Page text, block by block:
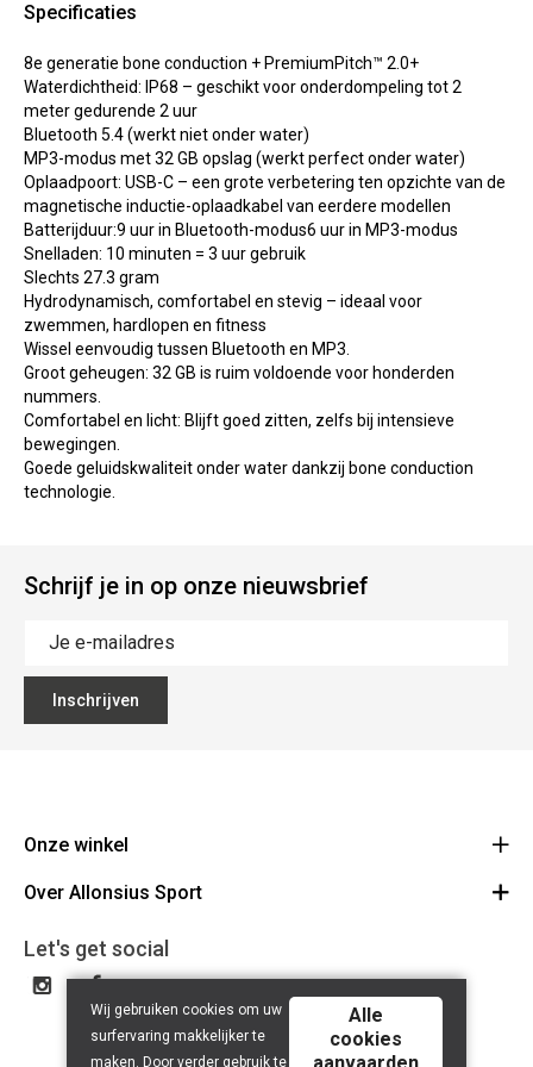
Specificaties
8e generatie bone conduction + PremiumPitch™ 2.0+
Waterdichtheid: IP68 – geschikt voor onderdompeling tot 2
meter gedurende 2 uur
Bluetooth 5.4 (werkt niet onder water)
MP3-modus met 32 GB opslag (werkt perfect onder water)
Oplaadpoort: USB-C – een grote verbetering ten opzichte van de
magnetische inductie-oplaadkabel van eerdere modellen
Batterijduur:9 uur in Bluetooth-modus6 uur in MP3-modus
Snelladen: 10 minuten = 3 uur gebruik
Slechts 27.3 gram
Hydrodynamisch, comfortabel en stevig – ideaal voor
zwemmen, hardlopen en fitness
Wissel eenvoudig tussen Bluetooth en MP3.
Groot geheugen: 32 GB is ruim voldoende voor honderden
nummers.
Comfortabel en licht: Blijft goed zitten, zelfs bij intensieve
bewegingen.
Goede geluidskwaliteit onder water dankzij bone conduction
technologie.
Schrijf je in op onze nieuwsbrief
Inschrijven
Onze winkel
Allonsius Sport
Route
Tel 02 356 46 46
BE0423.241.484
Over Allonsius Sport
Over ons
Onze merken
Cancel order
Let's get social
Wij gebruiken cookies om uw
surfervaring makkelijker te
maken. Door verder gebruik te
Alle
cookies